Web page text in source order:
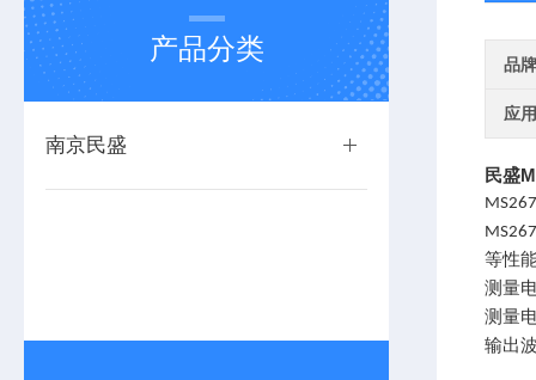
产品分类
南京民盛
品牌
应
民盛
等性
测量
测量
输出